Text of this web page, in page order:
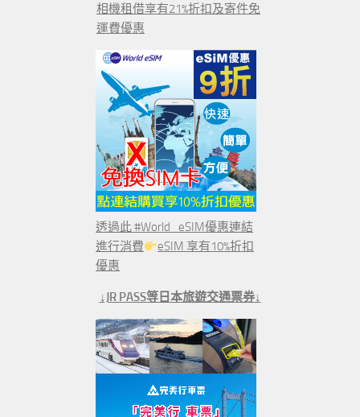
相機租借享有21%折扣及寄件免
運費優惠
透過此 #World_eSIM優惠連結
進行消費
eSIM 享有10%折扣
優惠
↓JR PASS等日本旅遊交通票券↓